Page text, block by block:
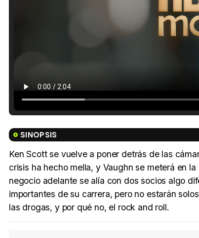
SINOPSIS
Ken Scott se vuelve a poner detrás de las
crisis ha hecho mella, y Vaughn se meterá en
negocio adelante se alía con dos socios algo
importantes de su carrera, pero no estarán
las drogas, y por qué no, el rock and roll.